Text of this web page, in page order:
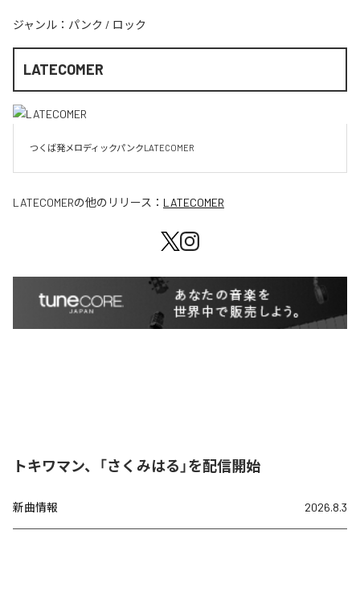
ジャンル： パンク / ロック
LATECOMER
LATECOMERの他のリリース： LATECOMER
トキワマン、「さくみはる」を配信開始
新曲情報 2026.8.3